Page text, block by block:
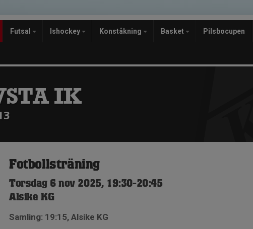
Futsal Ishockey Konståkning Basket Pilsbocupen
IK
Fotbollsträning
Torsdag 6 nov 2025, 19:30-20:45
Alsike KG
Samling: 19:15, Alsike KG